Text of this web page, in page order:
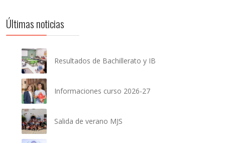
Últimas noticias
Resultados de Bachillerato y IB
Informaciones curso 2026-27
Salida de verano MJS